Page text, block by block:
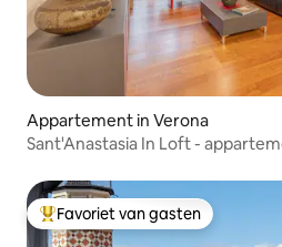
Appartement in Verona
Sant'Anastasia In Loft -
Topfavoriet van gasten
Favoriet van gasten